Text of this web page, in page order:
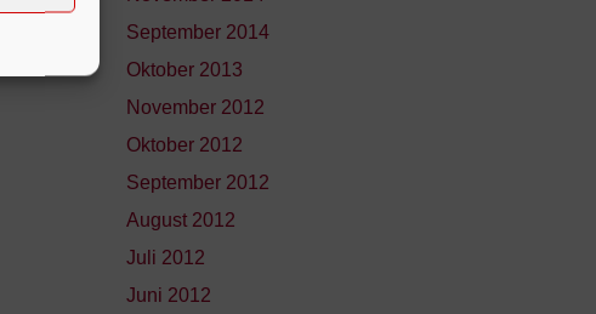
September 2014
Oktober 2013
November 2012
Oktober 2012
September 2012
August 2012
Juli 2012
Juni 2012